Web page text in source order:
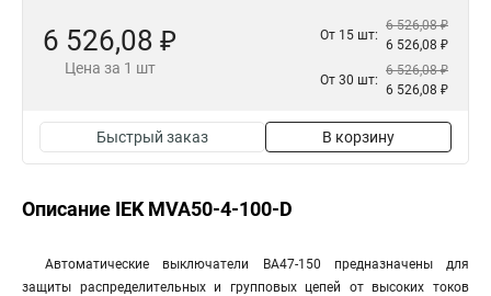
6 526,08 ₽
Цена за 1 шт
От 15 шт:
6 526,08 ₽
6 526,08 ₽
От 30 шт:
6 526,08 ₽
6 526,08 ₽
Быстрый заказ В корзину
Описание IEK MVA50-4-100-D
Автоматические выключатели ВА47-150 предназначены для
защиты распределительных и групповых цепей от высоких токов